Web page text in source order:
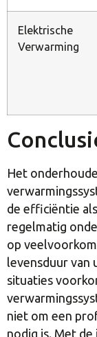
Elektrische
Verwarming
Het
de efficiëntie
regelmatig
op
levensduur van
situaties
niet om een
nodig is. Met